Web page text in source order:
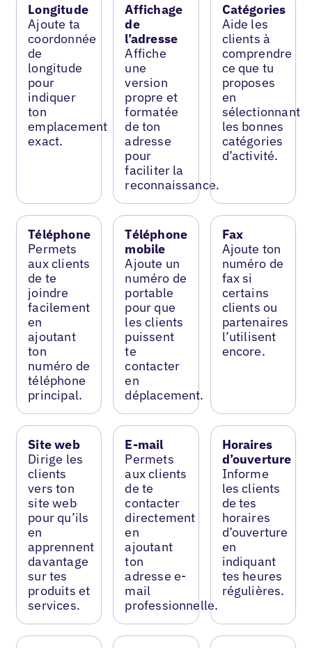
Longitude
Ajoute ta
coordonnée
de
longitude
pour
indiquer
ton
emplacement
exact.
Affichage
de
l’adresse
Affiche
une
version
propre et
formatée
de ton
adresse
pour
faciliter la
reconnaissance.
Catégories
Aide les
clients à
comprendre
ce que tu
proposes
en
sélectionnant
les bonnes
catégories
d’activité.
Téléphone
Permets
aux clients
de te
joindre
facilement
en
ajoutant
ton
numéro de
téléphone
principal.
Téléphone
mobile
Ajoute un
numéro de
portable
pour que
les clients
puissent
te
contacter
en
déplacement.
Fax
Ajoute ton
numéro de
fax si
certains
clients ou
partenaires
l’utilisent
encore.
Site web
Dirige les
clients
vers ton
site web
pour qu’ils
en
apprennent
davantage
sur tes
produits et
services.
E-mail
Permets
aux clients
de te
contacter
directement
en
ajoutant
ton
adresse e-
mail
professionnelle.
Horaires
d’ouverture
Informe
les clients
de tes
horaires
d’ouverture
en
indiquant
tes heures
régulières.